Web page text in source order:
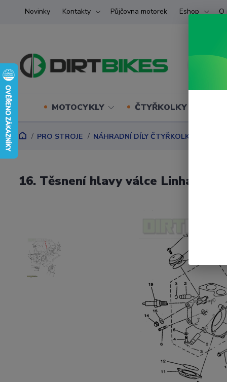
Novinky Kontakty Půjčovna motorek Eshop O
MOTOCYKLY ČTYŘKOLKY (ATV)
PRO STROJE NÁHRADNÍ DÍLY ČTYŘKOLKY
16. Těsnení hlavy válce Linhai